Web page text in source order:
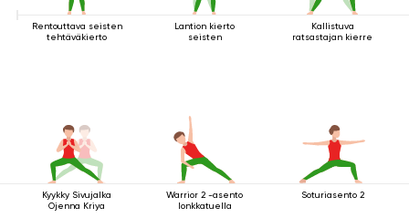
Rentouttava seisten
tehtäväkierto
Lantion kierto
seisten
Kallistuva
ratsastajan kierre
Kyykky Sivujalka
Ojenna Kriya
Warrior 2 -asento
lonkkatuella
Soturiasento 2